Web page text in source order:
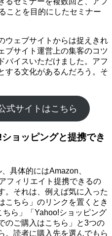
ことを目的にしたセミナー
ウェブサイトからは捉えきれ
ブサイト運営上の集客のコツ
バイスいただけました。アフ
する文化があるんだろう。そ
式サイトはこちら
ョッピングと提携でき
具体的にはAmazon、
フィリエイト提携できるの
。それは、例えば気に入った
こちら」のリンクを置くとき
ら」「Yahoo!ショッピング
のご購入はこちら」と3つの
。読者に購入先を選んでもら